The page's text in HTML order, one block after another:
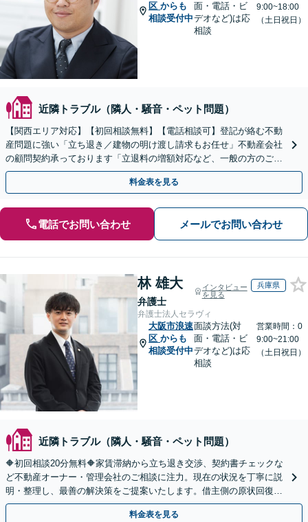
区 からも
相談受付中
面・電話・ビ
デオなど)は応
相談
9:00~18:00
（土日祝日）
近隣トラブル（隣人・騒音・ペット問題）
【関西エリア対応】【初回相談無料】【電話相談可】登記が絡む不動
産問題に強い「立ち退き／建物の明け渡し請求もお任せ」不動産会社
の顧問契約承っております「立退料の増額対応など、一般の方のご相
談に対応」【夜間・休日面談可】【メール相談対応】
料金表を見る
電話でお問い合わせ メールでお問い合わせ
林 雄大
弁護士
インタビュー
を見る
兵庫県
弁護士法人セラヴィ
大阪市浪速
区 からも
相談受付中
面談方法(対
面・電話・ビ
デオなど)は応
相談
営業時間：0
9:00~21:00
（土日祝日）
近隣トラブル（隣人・騒音・ペット問題）
🔶初回相談20分無料🔶家賃滞納から立ち退き交渉、契約書チェックな
ど不動産オーナー・管理会社のご相談に注力。現在の状況を丁寧に説
明・整理し、最善の解決策をご提案いたします。借主側の原状回復・
退去時の立ち会い対応も可能【三ノ宮駅6分】
料金表を見る